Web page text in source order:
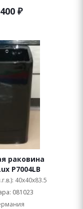
₽
раковина
P7004LB
40x40x83.5
081023